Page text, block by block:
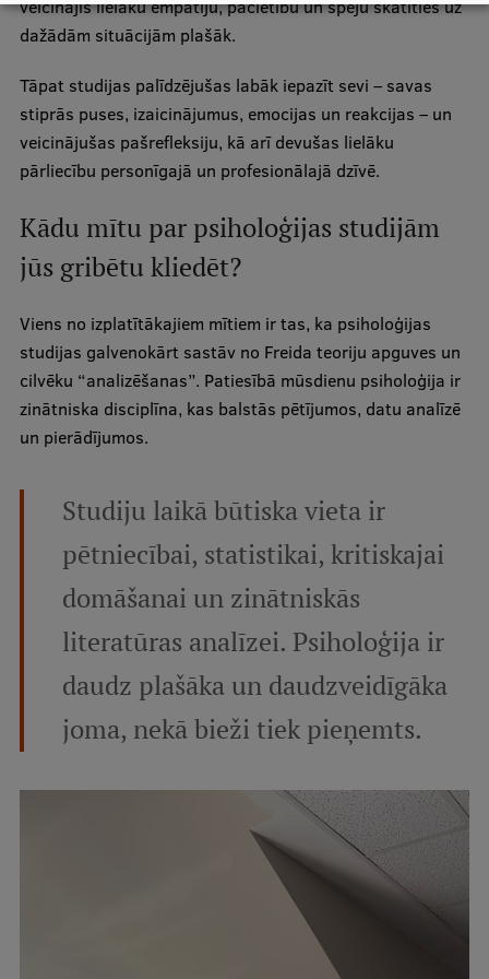
veicinājis lielāku empātiju, pacietību un spēju skatīties uz
dažādām situācijām plašāk.
Tāpat studijas palīdzējušas labāk iepazīt sevi – savas
stiprās puses, izaicinājumus, emocijas un reakcijas – un
veicinājušas pašrefleksiju, kā arī devušas lielāku
pārliecību personīgajā un profesionālajā dzīvē.
Kādu mītu par psiholoģijas studijām
jūs gribētu kliedēt?
Viens no izplatītākajiem mītiem ir tas, ka psiholoģijas
studijas galvenokārt sastāv no Freida teoriju apguves un
cilvēku “analizēšanas”. Patiesībā mūsdienu psiholoģija ir
zinātniska disciplīna, kas balstās pētījumos, datu analīzē
un pierādījumos.
Studiju laikā būtiska vieta ir
pētniecībai, statistikai, kritiskajai
domāšanai un zinātniskās
literatūras analīzei. Psiholoģija ir
daudz plašāka un daudzveidīgāka
joma, nekā bieži tiek pieņemts.